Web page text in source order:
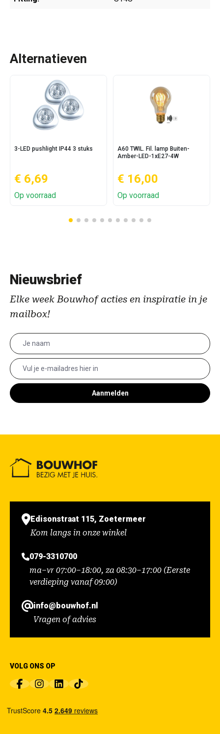
Alternatieven
3-LED pushlight IP44 3 stuks
€ 6,69
Op voorraad
A60 TWIL. Fil. lamp Buiten-
Amber-LED-1xE27-4W
€ 16,00
Op voorraad
Nieuwsbrief
Elke week Bouwhof acties en inspiratie in je
mailbox!
Aanmelden
Edisonstraat 115, Zoetermeer
Kom langs in onze winkel
079-3310700
ma–vr 07:00–18:00, za 08:30–17:00 (Eerste
verdieping vanaf 09:00)
info@bouwhof.nl
Vragen of advies
VOLG ONS OP